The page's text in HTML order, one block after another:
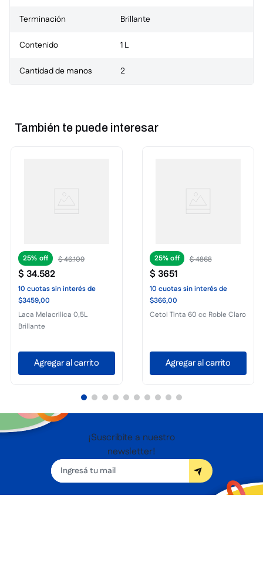
Terminación Brillante
Contenido 1 L
Cantidad de manos 2
También te puede interesar
25% $46.109
$34.582
10 cuotassin interésde
$3459,00
Laca Melacrilica 0,5L
Brillante
Agregar al carrito
25% $4868
$3651
10 cuotassin interésde
$366,00
Cetol Tinta 60 cc Roble Claro
Agregar al carrito
¡Suscribite a nuestro
newsletter!